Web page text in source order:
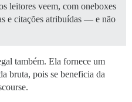
leitores veem, com oneboxes
e citações atribuídas — e não
também. Ela fornece um
bruta, pois se beneficia da